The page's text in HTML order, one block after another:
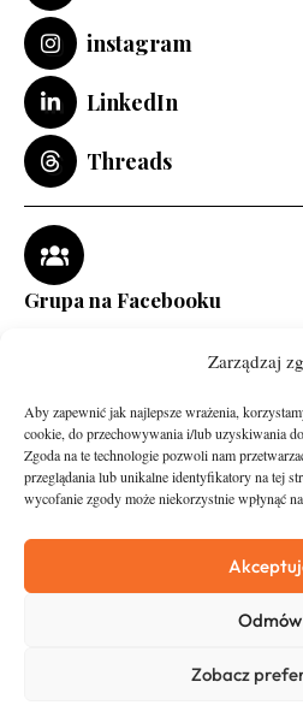
Zarządzaj
Aby zapewnić jak najlepsze wrażenia,
cookie, do przechowywania i/lub uzyskiwania
Zgoda na te technologie pozwoli nam
przeglądania lub unikalne identyfikatory na tej
wycofanie zgody może niekorzystnie wpłynąć
Odmów
Zobacz
instagram
LinkedIn
Threads
Grupa na Facebooku
Asfalt
O nas